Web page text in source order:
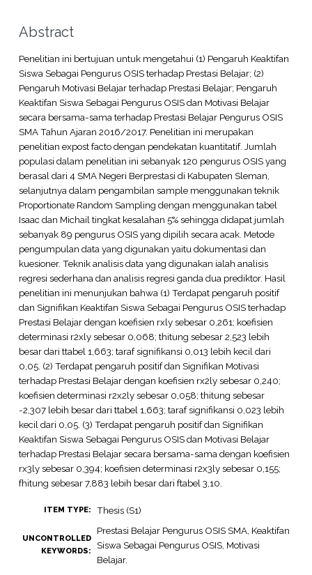
Abstract
Penelitian ini bertujuan untuk mengetahui (1) Pengaruh Keaktifan
Siswa Sebagai Pengurus OSIS terhadap Prestasi Belajar; (2)
Pengaruh Motivasi Belajar terhadap Prestasi Belajar; Pengaruh
Keaktifan Siswa Sebagai Pengurus OSIS dan Motivasi Belajar
secara bersama-sama terhadap Prestasi Belajar Pengurus OSIS
SMA Tahun Ajaran 2016/2017. Penelitian ini merupakan
penelitian expost facto dengan pendekatan kuantitatif. Jumlah
populasi dalam penelitian ini sebanyak 120 pengurus OSIS yang
berasal dari 4 SMA Negeri Berprestasi di Kabupaten Sleman,
selanjutnya dalam pengambilan sample menggunakan teknik
Proportionate Random Sampling dengan menggunakan tabel
Isaac dan Michail tingkat kesalahan 5% sehingga didapat jumlah
sebanyak 89 pengurus OSIS yang dipilih secara acak. Metode
pengumpulan data yang digunakan yaitu dokumentasi dan
kuesioner. Teknik analisis data yang digunakan ialah analisis
regresi sederhana dan analisis regresi ganda dua prediktor. Hasil
penelitian ini menunjukan bahwa (1) Terdapat pengaruh positif
dan Signifikan Keaktifan Siswa Sebagai Pengurus OSIS terhadap
Prestasi Belajar dengan koefisien rxly sebesar 0,261; koefisien
determinasi r2xly sebesar 0,068; thitung sebesar 2,523 lebih
besar dari ttabel 1,663; taraf signifikansi 0,013 lebih kecil dari
0,05. (2) Terdapat pengaruh positif dan Signifikan Motivasi
terhadap Prestasi Belajar dengan koefisien rx2ly sebesar 0,240;
koefisien determinasi r2x2ly sebesar 0,058; thitung sebesar
-2,307 lebih besar dari ttabel 1,663; taraf signifikansi 0,023 lebih
kecil dari 0,05. (3) Terdapat pengaruh positif dan Signifikan
Keaktifan Siswa Sebagai Pengurus OSIS dan Motivasi Belajar
terhadap Prestasi Belajar secara bersama-sama dengan koefisien
rx3ly sebesar 0,394; koefisien determinasi r2x3ly sebesar 0,155;
fhitung sebesar 7,883 lebih besar dari ftabel 3,10.
ITEM TYPE: Thesis (S1)
UNCONTROLLED
KEYWORDS:
Prestasi Belajar Pengurus OSIS SMA, Keaktifan
Siswa Sebagai Pengurus OSIS, Motivasi
Belajar.